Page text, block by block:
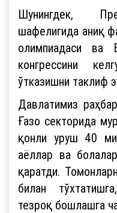
Шунингдек,
шафелигида аниқ
олимпиадаси ва
конгрессини
ўтказишни таклиф
Давлатимиз
Ғазо секторида
қонли уруш 40
аёллар ва
қаратди.
билан
тезроқ бошлашга